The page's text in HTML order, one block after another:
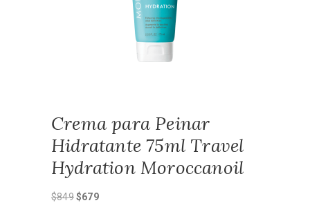
Crema para Peinar
Hidratante 75ml Travel
Hydration Moroccanoil
$849El
$679El